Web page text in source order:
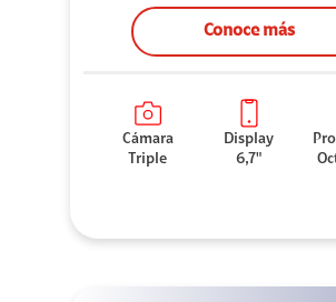
Conoce más
Cámara
Triple
Display
6,7"